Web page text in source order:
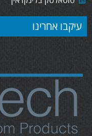
עיקבו אחרינו